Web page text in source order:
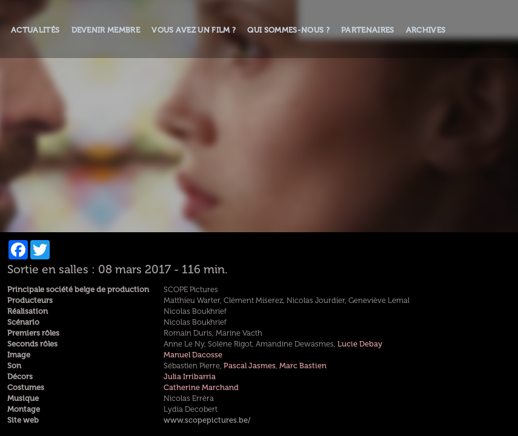
ACTUALITÉS DEVENIR MEMBRE VOUS AVEZ UN FILM ? QUI SOMMES-NOUS ? PARTENAIRES ARCHIVES
Facebook
Sortie en salles : 08 mars 2017 - 116 min.
Principale société belge de production
SCOPE Pictures
Producteurs
Matthieu Warter, Clément Miserez, Nicolas Jourdier, Geneviève Lemal
Réalisation
Nicolas Boukhrief
Scénario
Nicolas Boukhrief
Premiers rôles
Romain Duris, Marine Vacth
Seconds rôles
Anne Le Ny, Solène Rigot, Amandine Dewasmes, Lucie Debay
Image
Manuel Dacosse
Son
Sébastien Pierre, Pascal Jasmes, Marc Bastien
Décors
Julia Irribarria
Costumes
Catherine Marchand
Musique
Nicolas Errèra
Montage
Lydia Decobert
Site web
www.scopepictures.be/